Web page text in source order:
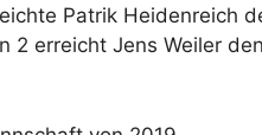
Patrik Heidenreich
2 erreicht Jens Weiler